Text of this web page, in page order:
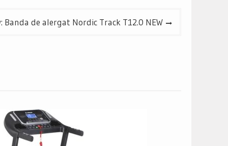
Banda de alergat Nordic Track T12.0 NEW